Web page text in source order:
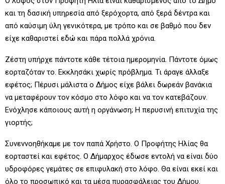
και τη δασική υπηρεσία από ξερόχορτα, από ξερά δέντρα και
από καύσιμη ύλη γενικότερα, με τρόπο και σε βαθμό που δεν
είχε καθαριστεί εδώ και πάρα πολλά χρόνια.
Ζέστη υπήρχε πάντοτε κάθε τέτοια ημερομηνία. Πάντοτε όμως
εορταζόταν το. Εκκλησάκι χωρίς πρόβλημα. Τι άραγε άλλαξε
εφέτος; Πέρυσι μάλιστα ο Δήμος είχε βάλει δωρεάν βανάκια
να μεταφέρουν τον κόσμο στο λόφο και να τον κατεβάζουν.
Ενόχλησε κάποιους αυτή η οργάνωση; Η περυσινή επιτυχία της
γιορτής;
Συνεννοηθήκαμε με τον παπά Χρήστο. Ο Προφήτης Ηλίας θα
εορταστεί και εφέτος. Ο Δήμαρχος έδωσε εντολή να είναι δύο
υδροφόρες γεμάτες σε επιφυλακή στο λόφο. Θα είναι εκεί και
όλο το προσωπικό και τα μέσα πυρασφάλειας του Δήμου.